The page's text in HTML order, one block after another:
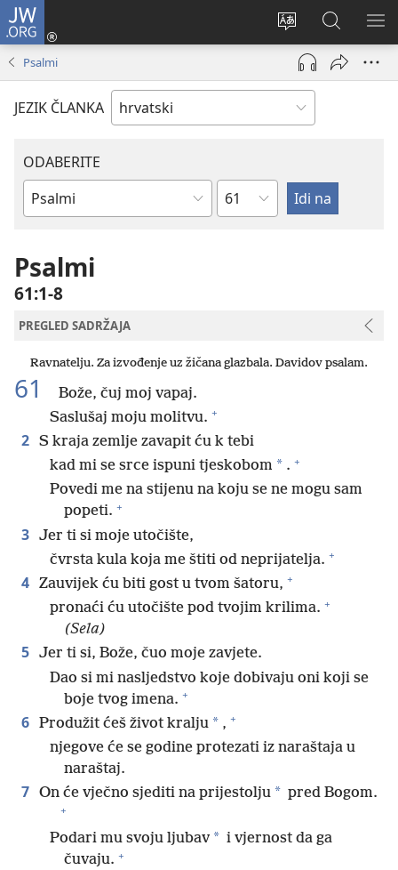
JW.ORG
Promijeni
jezik
Prijava
(otvara
prozor)
JW.ORG
|
Pretraga
Psalmi
JEZIK ČLANKA
ODABERITE
Biblijska
Poglavlje
Psalmi
61:1-8
PREGLED SADRŽAJA
Ravnatelju. Za izvođenje uz žičana glazbala. Davidov psalam.
61
Bože, čuj moj vapaj.
Saslušaj moju molitvu. +
2 S kraja zemlje zavapit ću k tebi
kad mi se srce ispuni tjeskobom * . +
Povedi me na stijenu na koju se ne mogu sam
popeti. +
3 Jer ti si moje utočište,
čvrsta kula koja me štiti od neprijatelja. +
4 Zauvijek ću biti gost u tvom šatoru, +
pronaći ću utočište pod tvojim krilima. +
(Sela)
5 Jer ti si, Bože, čuo moje zavjete.
Dao si mi nasljedstvo koje dobivaju oni koji se
boje tvog imena. +
6 Produžit ćeš život kralju * , +
njegove će se godine protezati iz naraštaja u
naraštaj.
7 On će vječno sjediti na prijestolju * pred Bogom.
+
Podari mu svoju ljubav * i vjernost da ga
čuvaju. +